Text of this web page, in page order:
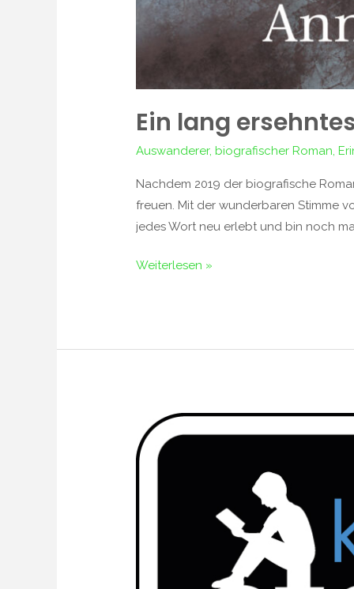
Ein lang
Auswanderer, biografischer Roman,
Nachdem 2019 der biografische
freuen. Mit der wunderbaren Stimme
jedes Wort neu erlebt und bin noch
Weiterlesen »
Kohlenträume
hat